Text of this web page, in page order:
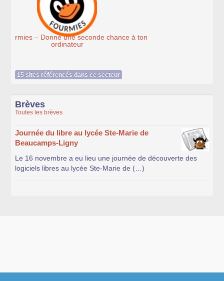
Ateliers du Libre à Roubaix
15 sites référencés dans ce secteur
Brèves
Toutes les brèves
Journée du libre au lycée Ste-Marie de
Beaucamps-Ligny
Le 16 novembre a eu lieu une journée de découverte des
logiciels libres au lycée Ste-Marie de (…)